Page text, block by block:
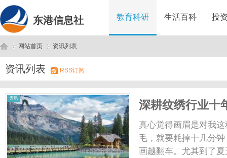
东港信息社 教育科研 生活百科 投
东 ›
网站首页
›
资讯列表
资讯列表 RSS订阅
资讯
深耕纹绣行业十
为半永久定妆头
真心觉得画眉是对我
毛，就要耗掉十几分
画越翻车。尤其到了